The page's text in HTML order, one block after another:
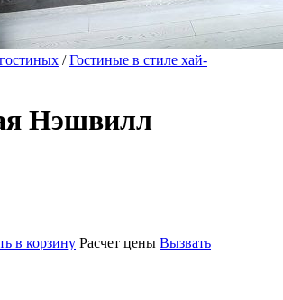
/Гостиные в стиле хай-
Нэшвилл
в корзину Расчет цены Вызвать